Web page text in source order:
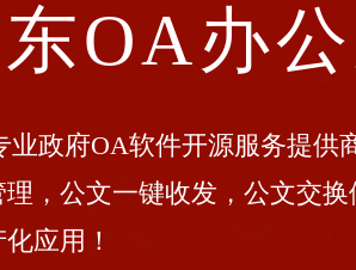
OA办
府OA软件开源服务提供商
理，公文一键收发，公文交
应用！